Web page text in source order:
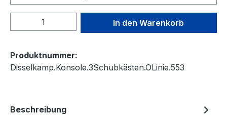
Produkt Anzahl: Gib denIn den Warenkorb
Produktnummer:
Disselkamp.Konsole.3Schubkästen.OLinie.553
Beschreibung